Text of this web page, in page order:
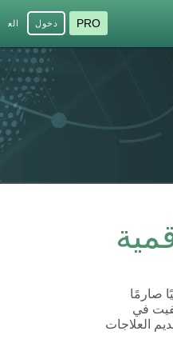
PRO دخول
صارمًا
في
العلاجات